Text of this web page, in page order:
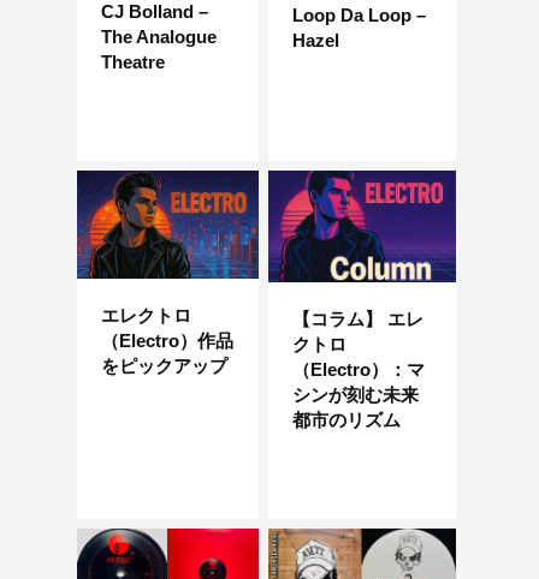
CJ Bolland –
The Analogue
Theatre
Loop Da Loop –
Hazel
エレクトロ
（Electro）作品
をピックアップ
【コラム】 エレ
クトロ
（Electro）：マ
シンが刻む未来
都市のリズム